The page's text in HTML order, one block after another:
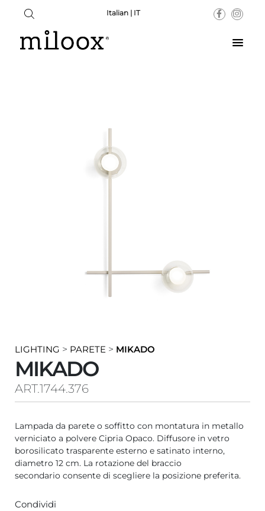
Italian | IT
LIGHTING > PARETE > MIKADO
MIKADO
ART.1744.376
Lampada da parete o soffitto con montatura in metallo
verniciato a polvere Cipria Opaco. Diffusore in vetro
borosilicato trasparente esterno e satinato interno,
diametro 12 cm. La rotazione del braccio
secondario consente di scegliere la posizione preferita.
Condividi